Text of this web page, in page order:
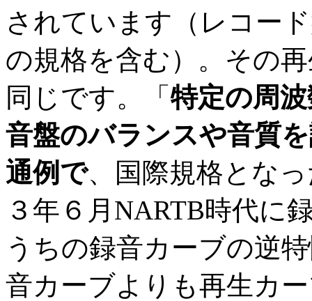
されています（レコー
の規格を含む）。その
同じです。「 特定の周
音盤のバランスや音質
通例で、国際規格とな
３年６月NARTB時代に
うちの録音カーブの逆
音カーブよりも再生カ